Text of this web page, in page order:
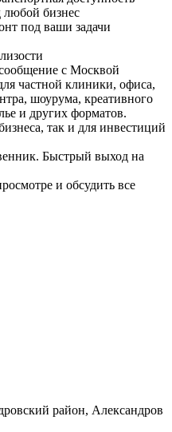
бизнес
под ваши задачи
с Москвой
частной клиники, офиса,
шоурума, креативного
и других форматов.
так и для инвестиций
Быстрый выход на
и обсудить все
район, Александров